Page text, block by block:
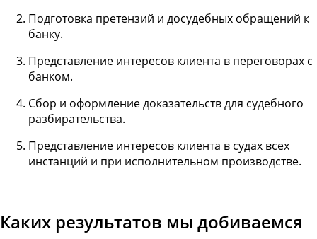
Подготовка претензий и досудебных обращений к
банку.
Представление интересов клиента в переговорах с
банком.
Сбор и оформление доказательств для судебного
разбирательства.
Представление интересов клиента в судах всех
инстанций и при исполнительном производстве.
Каких результатов мы добиваемся